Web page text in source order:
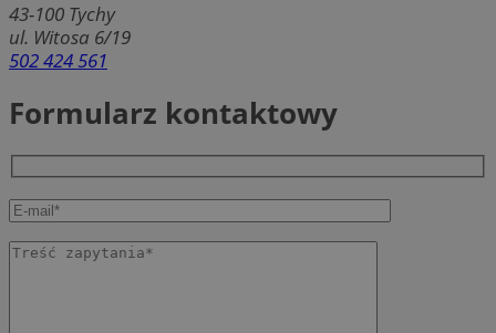
43-100 Tychy
ul. Witosa 6/19
502 424 561
Formularz kontaktowy